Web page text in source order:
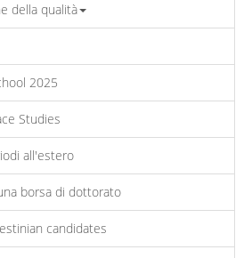
della qualità
2025
Studies
all'estero
borsa di dottorato
candidates